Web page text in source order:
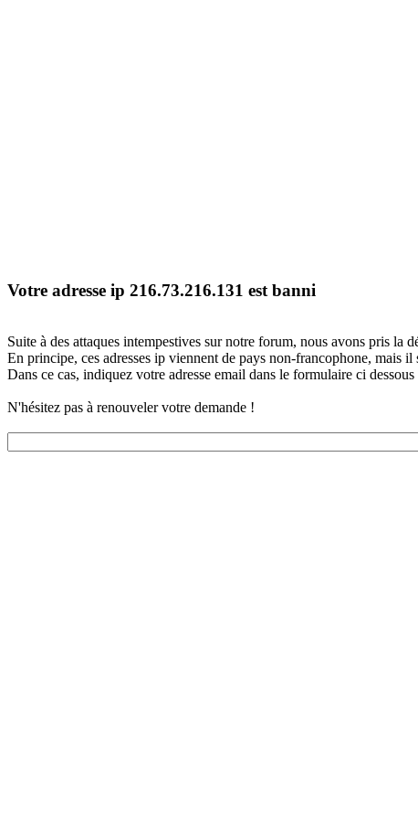
Votre adresse ip 216.73.216.131 est banni
Suite à des attaques intempestives sur notre forum, nous avons pris la
En principe, ces adresses ip viennent de pays non-francophone, mais
Dans ce cas, indiquez votre adresse email dans le formulaire ci
N'hésitez pas à renouveler votre demande !